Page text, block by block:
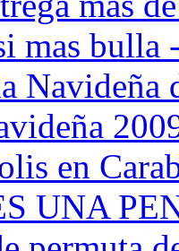
mas bulla
Navideña
en
UNA